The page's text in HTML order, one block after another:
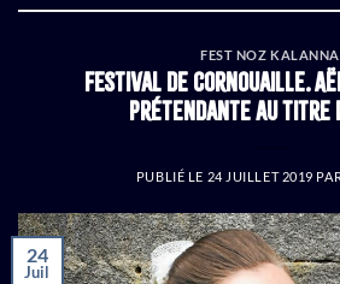
FEST NOZ KALANNA
Festival de Cornouaille.
prétendante au titre
PUBLIÉ LE 24 JUILLET 2019
24
Juil